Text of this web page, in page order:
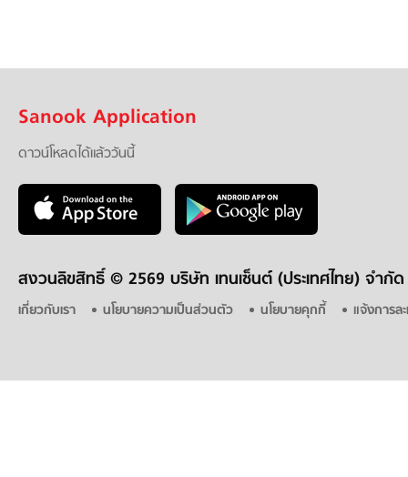
Sanook Application
ดาวน์โหลดได้แล้ววันนี้
สงวนลิขสิทธิ์ © 2569 บริษัท เทนเซ็นต์ (ประเทศไทย) จำกัด
เกี่ยวกับเรา นโยบายความเป็นส่วนตัว นโยบายคุกกี้ แจ้งการล